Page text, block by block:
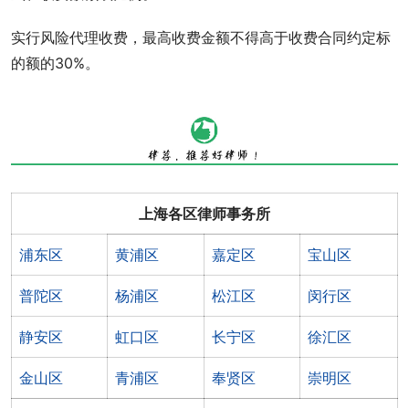
实行风险代理收费，最高收费金额不得高于收费合同约定标
的额的30%。
上海各区律师事务所
浦东区 黄浦区 嘉定区 宝山区
普陀区 杨浦区 松江区 闵行区
静安区 虹口区 长宁区 徐汇区
金山区 青浦区 奉贤区 崇明区